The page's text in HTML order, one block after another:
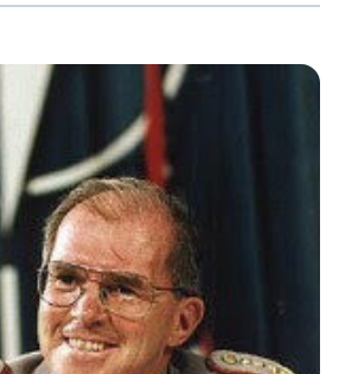
und ihre
diesen Anlass, sich öffentlich
sich Angehörige der
Aschaffenburg-
Ehrenwache an der zentralen
in der Aschaffenburger
[…]